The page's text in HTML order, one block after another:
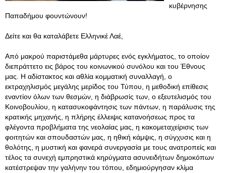
κυβέρνησης
Παπαδήμου φουντώνουν!
Δείτε και θα καταλάβετε Ελληνικέ Λαέ,
Από μακρού παριστάμεθα μάρτυρες ενός εγκλήματος, το οποίον
διεπράττετο εις βάρος του κοινωνικού συνόλου και του Έθνους
μας. Η αδίστακτος και αθλία κομματική συναλλαγή, ο
εκτραχηλισμός μεγάλης μερίδος του Τύπου, η μεθοδική επίθεσις
εναντίον όλων των θεσμών, η διάβρωσίς των, ο εξευτελισμός του
Κοινοβουλίου, η κατασυκοφάντησις των πάντων, η παράλυσις της
κρατικής μηχανής, η πλήρης έλλειψις κατανοήσεως προς τα
φλέγοντα προβλήματα της νεολαίας μας, η κακομεταχείρισις των
φοιτητών και σπουδαστών μας, η ηθική κάμψις, η σύγχυσις και η
θολότης, η μυστική και φανερά συνεργασία με τους ανατροπείς και
τέλος τα συνεχή εμπρηστικά κηρύγματα ασυνειδήτων δημοκόπων
κατέστρεψαν την γαλήνην του τόπου, εδημιούργησαν κλίμα